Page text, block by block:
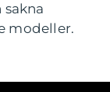
sakna
modeller.